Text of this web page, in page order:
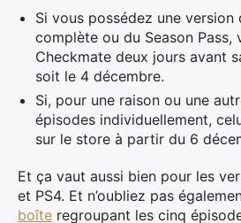
Si vous possédez une
complète ou du Season Pass,
Checkmate deux jours avant
soit le 4 décembre.
Si, pour une raison ou une
épisodes individuellement,
sur le store à partir du 6
Et ça vaut aussi bien pour les
et PS4. Et n’oubliez pas
boîte regroupant les cinq